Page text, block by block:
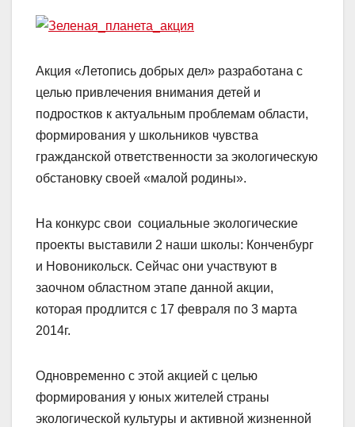
Акция «Летопись добрых дел» разработана с
целью привлечения внимания детей и
подростков к актуальным проблемам области,
формирования у школьников чувства
гражданской ответственности за экологическую
обстановку своей «малой родины».
На конкурс свои социальные экологические
проекты выставили 2 наши школы: Конченбург
и Новоникольск. Сейчас они участвуют в
заочном областном этапе данной акции,
которая продлится с 17 февраля по 3 марта
2014г.
Одновременно с этой акцией с целью
формирования у юных жителей страны
экологической культуры и активной жизненной